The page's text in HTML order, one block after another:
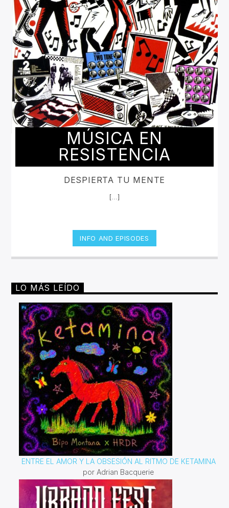
MÚSICA EN
RESISTENCIA
DESPIERTA TU MENTE
[...]
INFO AND EPISODES
LO MÁS LEÍDO
ENTRE EL AMOR Y LA OBSESIÓN AL RITMO DE KETAMINA
por Adrian Bacquerie